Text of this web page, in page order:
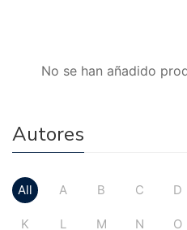
No se han añadido
Autores
All A B C D
K L M N O